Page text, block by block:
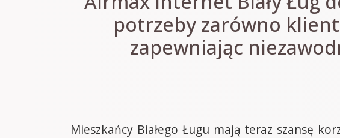
potrzeby zarówno
zapewniając
Mieszkańcy Białego Ługu mają teraz szansę